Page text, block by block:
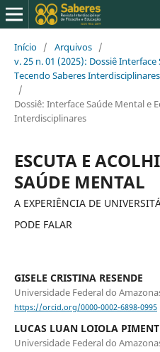
Início / Arquivos /
v. 25 n. 01 (2025): Dossiê
Tecendo Saberes Interdisciplinares
/
Dossiê: Interface Saúde Mental e
Interdisciplinares
ESCUTA E
SAÚDE MENTAL
A EXPERIÊNCIA DE
PODE FALAR
GISELE CRISTINA RESENDE
Universidade Federal do
https://orcid.org/0000-0002-6898-0995
LUCAS LUAN LOIOLA
Universidade Federal do